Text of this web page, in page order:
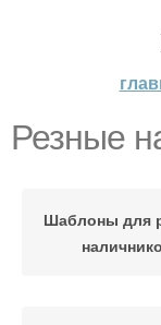
Резные
Шаблоны для